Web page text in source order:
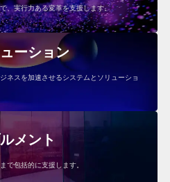
、実行力ある変革を支援します。
ーション
ネスを加速させるシステムとソリューショ
メント
で包括的に支援します。